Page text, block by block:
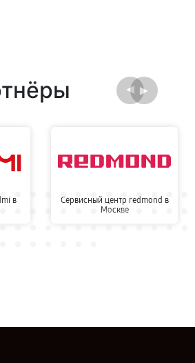
в
Сервисный центр redmond в
Москве